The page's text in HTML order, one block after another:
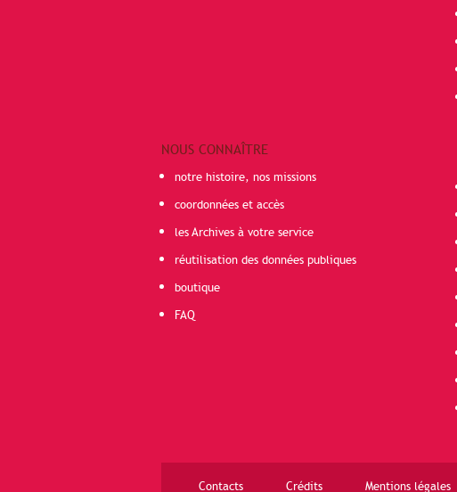
NOUS CONNAÎTRE
notre histoire, nos missions
coordonnées et accès
les Archives à votre service
réutilisation des données publiques
boutique
FAQ
Contacts Crédits Mentions légales